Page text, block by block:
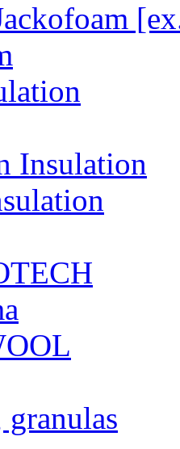
Insulation